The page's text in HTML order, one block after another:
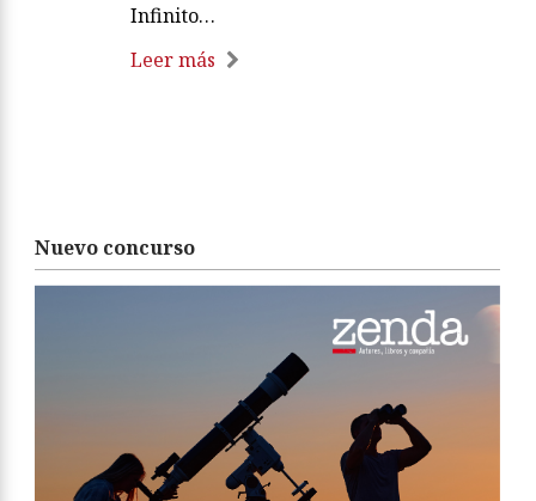
Infinito…
Leer más
Nuevo concurso